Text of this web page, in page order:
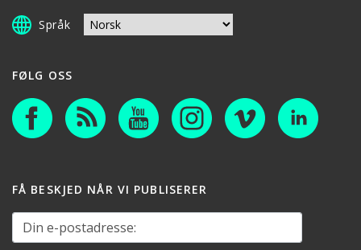
Språk
FØLG OSS
FÅ BESKJED NÅR VI PUBLISERER
Din e-postadresse: